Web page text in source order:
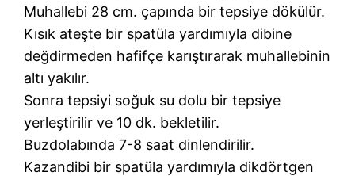
Muhallebi 28 cm. çapında bir tepsiye dökülür.
Kısık ateşte bir spatüla yardımıyla dibine
değdirmeden hafifçe karıştırarak muhallebinin
altı yakılır.
Sonra tepsiyi soğuk su dolu bir tepsiye
yerleştirilir ve 10 dk. bekletilir.
Buzdolabında 7-8 saat dinlendirilir.
Kazandibi bir spatüla yardımıyla dikdörtgen